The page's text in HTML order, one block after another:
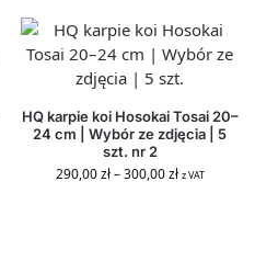
HQ karpie koi Hosokai Tosai 20–
24 cm | Wybór ze zdjęcia | 5
szt. nr 2
290,00zł – 300,00zł z VAT